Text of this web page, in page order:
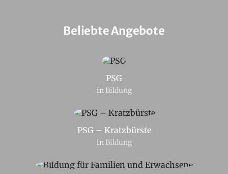
Beliebte Angebote
PSG
in Bildung
PSG – Kratzbürste
in Bildung